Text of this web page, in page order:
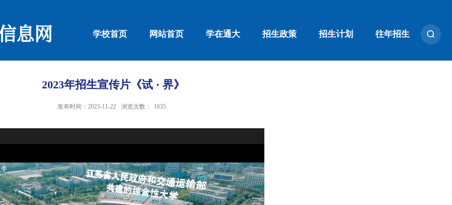
息网 学校首页 网站首页 学在通大 招生政策 招生计划 往年招生
2023年招生宣传片《试 · 界》
发布时间：2023-11-22 浏览次数： 1635